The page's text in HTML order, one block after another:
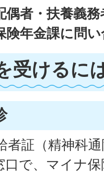
偶者・扶養義
険年金課に問
受けるに
者証（精神科
口で、マイナ